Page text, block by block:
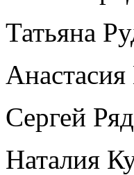
Татьяна
Анастасия
Сергей
Наталия